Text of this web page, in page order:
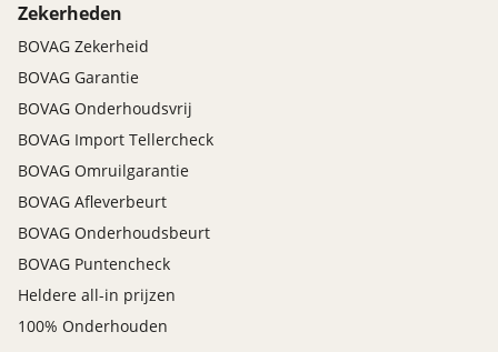
Zekerheden
BOVAG Zekerheid
BOVAG Garantie
BOVAG Onderhoudsvrij
BOVAG Import Tellercheck
BOVAG Omruilgarantie
BOVAG Afleverbeurt
BOVAG Onderhoudsbeurt
BOVAG Puntencheck
Heldere all-in prijzen
100% Onderhouden